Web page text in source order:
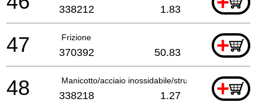
338212 1.83
Frizione +
47 370392 50.83
Manicotto/acciaio inossidabile/strumento elettrico
+
48 338218 1.27